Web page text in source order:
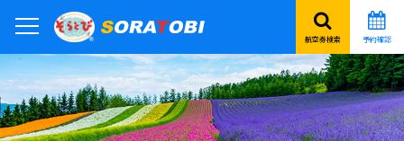
航空券検索 予約確認